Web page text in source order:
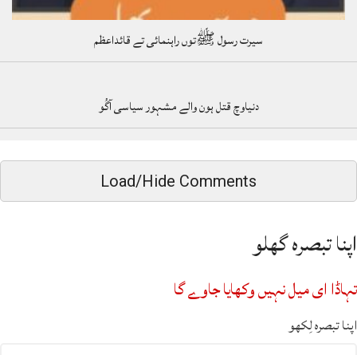
سیرت رسول ﷺتوں راہنمائی تے قائداعظم
دنیاوچ قتل ہون والے مشہور سیاسی آگُو
Load/Hide Comments
اپنا تبصرہ گھلو
تہاڈا ای میل نہیں وکھایا جاوے گا
اپنا تبصرہ لِکھو